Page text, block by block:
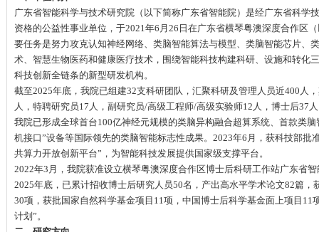
广东省智能科学与技术研究院（以下简称广东省智能院）是经广东省科学
资格的公益性事业单位，于2021年6月26日在广东省横琴粤澳深度合作区
要任务是努力攻克认知神经网络、类脑智能算法与模型、类脑智能芯片、
术、智慧生物医药和健康医疗技术，围绕智能科技构建科研、设施和转化
科技创新全链条的新型研发机构。
截至2025年底，我院已组建32支科研团队，汇聚科研及管理人员近400人
人，特聘研究员17人，副研究员/高级工程师/高级实验师12人，博士后37
我院已形成全球首台100亿神经元规模的类脑异构融合超算系统、首款类
机接口”设备等国际领先的类脑智能标志性成果。2023年6月，获科技部批
共算力开放创新平台”，为智能科技发展提供国家级支撑平台。
2022年3月，我院获准设立横琴粤澳深度合作区博士后科研工作站广东省
2025年底，已累计招收博士后研究人员50名，产出高水平学术论文82篇，
30项，获批国家自然科学基金项目11项，中国博士后科学基金面上项目11
计划”。